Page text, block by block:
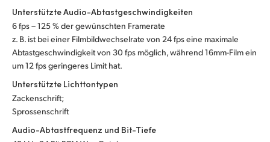
Singapore
South Africa
Spain
Sweden
Chinese Taipei
Unterstützte Audio-Abtastgeschwindigkeiten
6 fps – 125 % der gewünschten Framerate
z. B. ist bei einer Filmbildwechselrate von 24 fps eine maximale
Abtastgeschwindigkeit von 30 fps möglich, während 16mm-Film ein
um 12 fps geringeres Limit hat.
Unterstützte Lichttontypen
Zackenschrift;
Sprossenschrift
Audio-Abtastfrequenz und Bit-Tiefe